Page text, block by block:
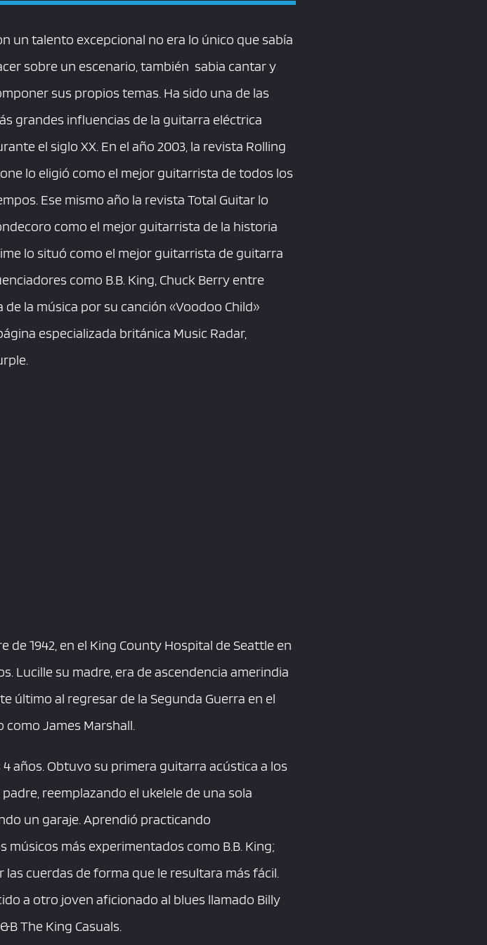
un talento excepcional no era lo único que sabía
sobre un escenario, también sabia cantar y
sus propios temas. Ha sido una de las
grandes influencias de la guitarra eléctrica
el siglo XX. En el año 2003, la revista Rolling
lo eligió como el mejor guitarrista de todos los
Ese mismo año la revista Total Guitar lo
como el mejor guitarrista de la historia
lo situó como el mejor guitarrista de guitarra
como B.B. King, Chuck Berry entre
de la música por su canción «Voodoo Child»
especializada británica Music Radar,
1942, en el King County Hospital de Seattle en
Lucille su madre, era de ascendencia amerindia
último al regresar de la Segunda Guerra en el
James Marshall.
años. Obtuvo su primera guitarra acústica a los
reemplazando el ukelele de una sola
un garaje. Aprendió practicando
más experimentados como B.B. King;
cuerdas de forma que le resultara más fácil.
a otro joven aficionado al blues llamado Billy
The King Casuals.